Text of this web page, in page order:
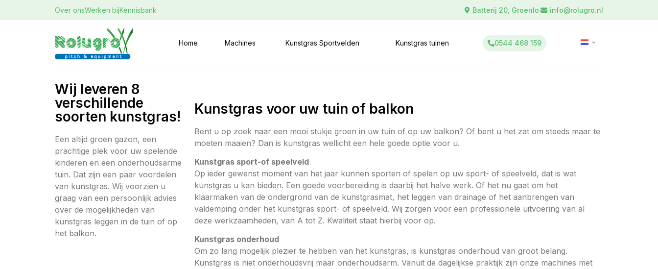
Over onsWerken bijKennisbank Batterij 20, Groenlo info@rolugro.nl
Home Machines Kunstgras Sportvelden Kunstgras tuinen 0544 468 159
Wij leveren 8
verschillende
soorten kunstgras!
Een altijd groen gazon, een
prachtige plek voor uw spelende
kinderen en een onderhoudsarme
tuin. Dat zijn een paar voordelen
van kunstgras. Wij voorzien u
graag van een persoonlijk advies
over de mogelijkheden van
kunstgras leggen in de tuin of op
het balkon.
Kunstgras voor uw tuin of balkon
Bent u op zoek naar een mooi stukje groen in uw tuin of op uw balkon? Of bent u het zat om steeds maar te
moeten maaien? Dan is kunstgras wellicht een hele goede optie voor u.
Kunstgras sport-of speelveld
Op ieder gewenst moment van het jaar kunnen sporten of spelen op uw sport- of speelveld, dat is wat
kunstgras u kan bieden. Een goede voorbereiding is daarbij het halve werk. Of het nu gaat om het
klaarmaken van de ondergrond van de kunstgrasmat, het leggen van drainage of het aanbrengen van
valdemping onder het kunstgras sport- of speelveld. Wij zorgen voor een professionele uitvoering van al
deze werkzaamheden, van A tot Z. Kwaliteit staat hierbij voor op.
Kunstgras onderhoud
Om zo lang mogelijk plezier te hebben van het kunstgras, is kunstgras onderhoud van groot belang.
Kunstgras is niet onderhoudsvrij maar onderhoudsarm. Vanuit de dagelijkse praktijk zijn onze machines met